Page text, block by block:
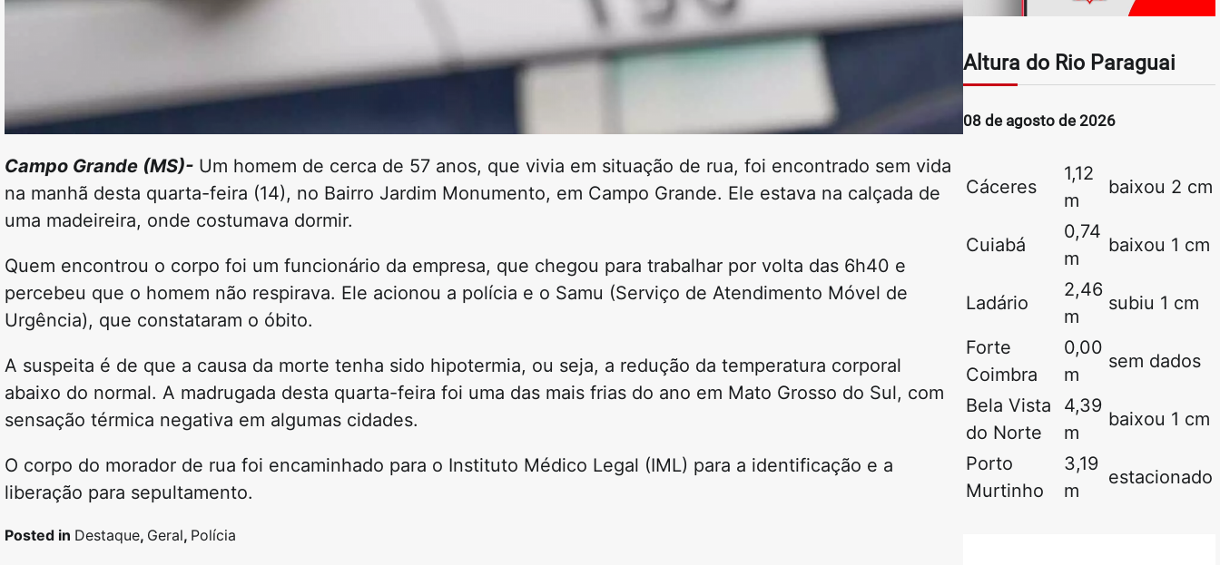
Campo Grande (MS)- Um homem de cerca de 57 anos, que vivia em situação de rua, foi encontrado sem vida
na manhã desta quarta-feira (14), no Bairro Jardim Monumento, em Campo Grande. Ele estava na calçada de
uma madeireira, onde costumava dormir.
Quem encontrou o corpo foi um funcionário da empresa, que chegou para trabalhar por volta das 6h40 e
percebeu que o homem não respirava. Ele acionou a polícia e o Samu (Serviço de Atendimento Móvel de
Urgência), que constataram o óbito.
A suspeita é de que a causa da morte tenha sido hipotermia, ou seja, a redução da temperatura corporal
abaixo do normal. A madrugada desta quarta-feira foi uma das mais frias do ano em Mato Grosso do Sul, com
sensação térmica negativa em algumas cidades.
O corpo do morador de rua foi encaminhado para o Instituto Médico Legal (IML) para a identificação e a
liberação para sepultamento.
Posted in Destaque, Geral, Polícia
Altura do Rio Paraguai
08 de agosto de 2026
Cáceres
1,12
m
baixou 2 cm
Cuiabá
0,74
m
baixou 1 cm
Ladário
2,46
m
subiu 1 cm
Forte
Coimbra
0,00
m
sem dados
Bela Vista
do Norte
4,39
m
baixou 1 cm
Porto
Murtinho
3,19
m
estacionado